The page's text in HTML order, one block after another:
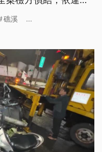
礁溪 ...